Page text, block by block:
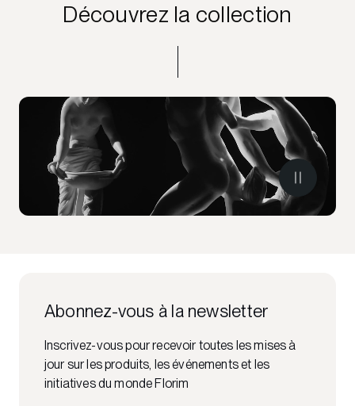
Découvrez la collection
Abonnez-vous à la newsletter
Inscrivez-vous pour recevoir toutes les mises à
jour sur les produits, les événements et les
initiatives du monde Florim